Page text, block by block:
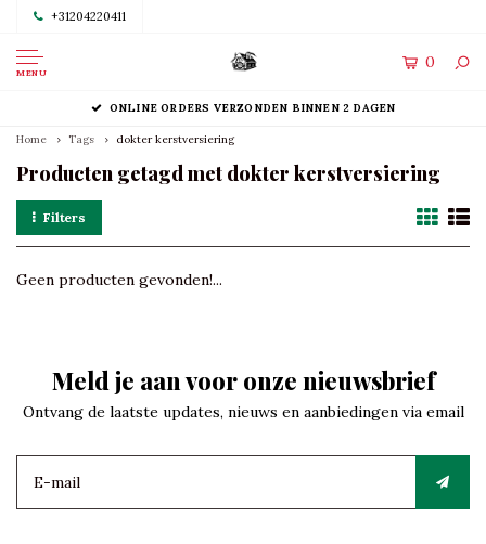
+31204220411
MENU
0
ONLINE ORDERS VERZONDEN BINNEN 2 DAGEN
Home Tags dokter kerstversiering
Producten getagd met dokter kerstversiering
Filters
Geen producten gevonden!...
Meld je aan voor onze nieuwsbrief
Ontvang de laatste updates, nieuws en aanbiedingen via email